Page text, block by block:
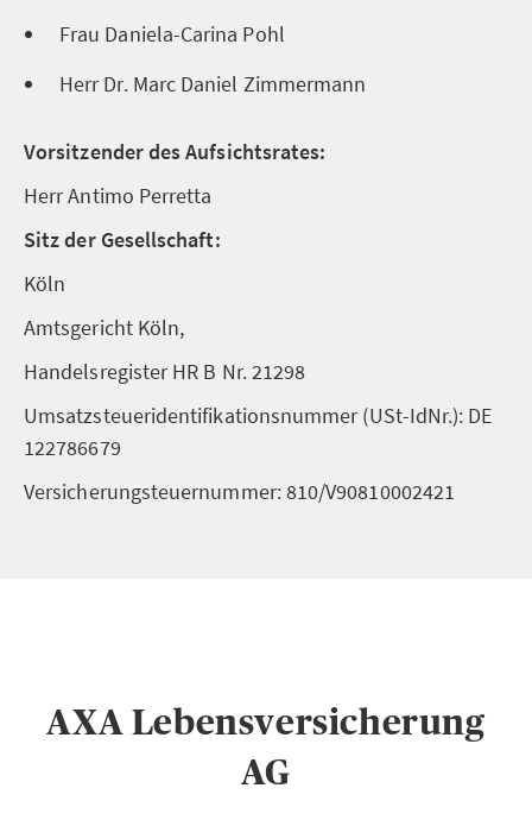
Frau Daniela-Carina Pohl
Herr Dr. Marc Daniel Zimmermann
Vorsitzender des Aufsichtsrates:
Herr Antimo Perretta
Sitz der Gesellschaft:
Köln
Amtsgericht Köln,
Handelsregister HR B Nr. 21298
Umsatzsteueridentifikationsnummer (USt-IdNr.): DE
122786679
Versicherungsteuernummer: 810/V90810002421
AXA Lebensversicherung
AG